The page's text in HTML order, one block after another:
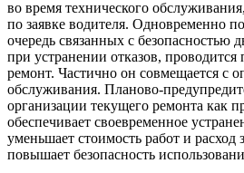
во время технического
по заявке водителя. Одновременно
очередь связанных с безопасностью
при устранении отказов,
ремонт. Частично он совмещается с
обслуживания. Планово-
организации текущего ремонта как
обеспечивает своевременное
уменьшает стоимость работ и расход
повышает безопасность